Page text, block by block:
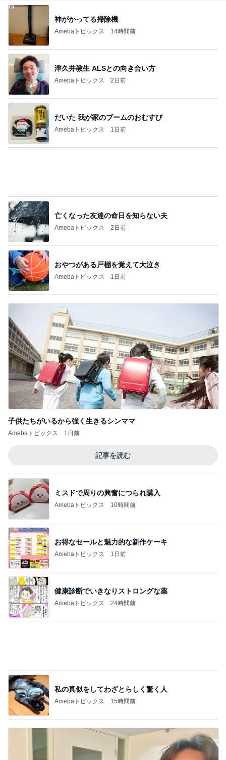
亡くなった友達の命日を知らない夫
Amebaトピックス 2日前
おやつがある戸棚を覚えて大泣き
Amebaトピックス 1日前
子供たちがいるから強く生きるシンママ
Amebaトピックス
ミスドで周りの興奮につられ購入
Amebaトピックス 10時間前
お得なセールと魅力的な新作ケーキ
Amebaトピックス 1日前
Amebaトピックス 24時間前
私の真似をしてわざとらしく驚く人
Amebaトピックス 15時間前
美奈代 長男の大学時代の友人
Amebaトピックス
記事を読む